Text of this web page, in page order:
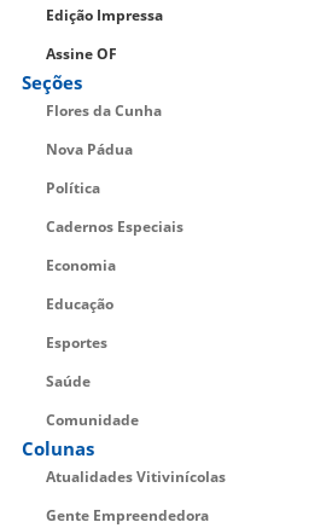
Edição Impressa
Assine OF
Seções
Flores da Cunha
Nova Pádua
Política
Cadernos Especiais
Economia
Educação
Esportes
Saúde
Comunidade
Colunas
Atualidades Vitivinícolas
Gente Empreendedora